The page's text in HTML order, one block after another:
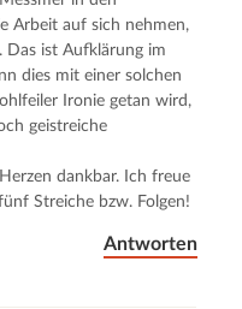
Arbeit auf sich nehmen,
Das ist Aufklärung im
dies mit einer solchen
Ironie getan wird,
geistreiche
dankbar. Ich freue
Streiche bzw. Folgen!
Antworten